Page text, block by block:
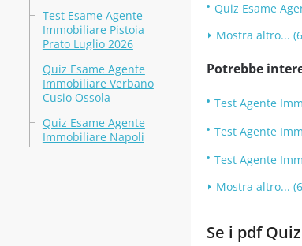
Test Esame Agente
Immobiliare Pistoia
Prato Luglio 2026
Quiz Esame Agente
Immobiliare Verbano
Cusio Ossola
Quiz Esame Agente
Immobiliare Napoli
Quiz Esame
Mostra altro...
Potrebbe
Test Agente
Test Agente
Test Agente
Mostra altro...
Se i pdf